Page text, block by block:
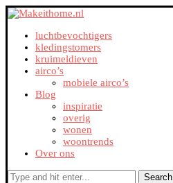
luchtbevochtigers
kledingstomers
kruimeldieven
airco’s
mobiele airco’s
Blog
inspiratie
overig
wonen
woontrends
Over ons
Search